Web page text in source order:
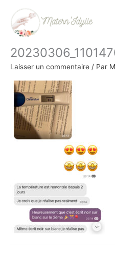
contenu
Laisser un commentaire / Par